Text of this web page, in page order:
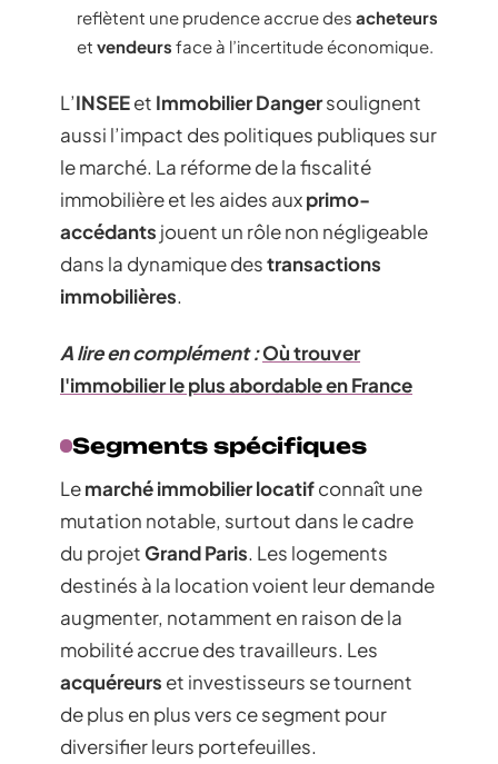
reflètent une prudence accrue des acheteurs
et vendeurs face à l’incertitude économique.
L’INSEEet Immobilier Dangersoulignent
aussi l’impact des politiques publiques sur
le marché. La réforme de la fiscalité
immobilière et les aides auxprimo-
accédants jouent un rôle non négligeable
dans la dynamique destransactions
immobilières.
A lire en complément :Où trouver
l'immobilier le plus abordable en France
Segments spécifiques
Lemarché immobilier locatifconnaît une
mutation notable, surtout dans le cadre
du projetGrand Paris. Les logements
destinés à la location voient leur demande
augmenter, notamment en raison de la
mobilité accrue des travailleurs. Les
acquéreurs et investisseurs se tournent
de plus en plus vers ce segment pour
diversifier leurs portefeuilles.